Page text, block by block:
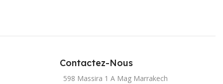
Contactez-Nous
598 Massira 1 A Mag Marrakech